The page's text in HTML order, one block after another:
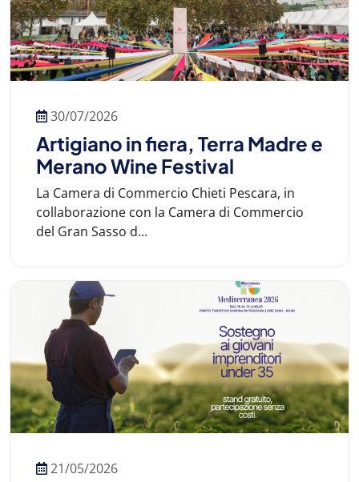
30/07/2026
Artigiano in fiera, Terra Madre e
Merano Wine Festival
La Camera di Commercio Chieti Pescara, in
collaborazione con la Camera di Commercio
del Gran Sasso d...
21/05/2026